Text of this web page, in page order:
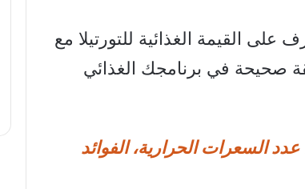
القيمة الغذائية للتورتيلا مع
صحيحة في برنامجك الغذائي
عدد السعرات الحرارية، الفوائد